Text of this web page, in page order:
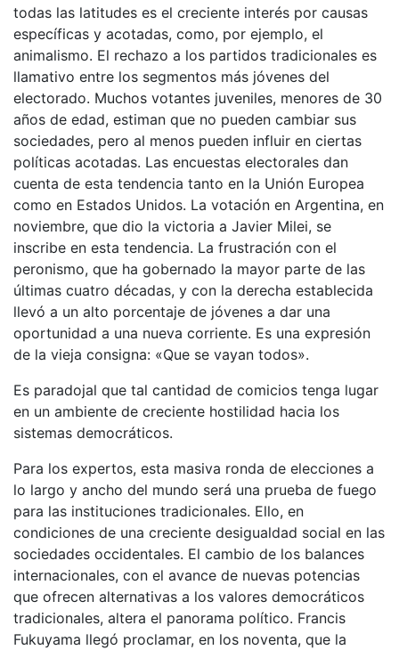
todas las latitudes es el creciente interés por causas
específicas y acotadas, como, por ejemplo, el
animalismo. El rechazo a los partidos tradicionales es
llamativo entre los segmentos más jóvenes del
electorado. Muchos votantes juveniles, menores de 30
años de edad, estiman que no pueden cambiar sus
sociedades, pero al menos pueden influir en ciertas
políticas acotadas. Las encuestas electorales dan
cuenta de esta tendencia tanto en la Unión Europea
como en Estados Unidos. La votación en Argentina, en
noviembre, que dio la victoria a Javier Milei, se
inscribe en esta tendencia. La frustración con el
peronismo, que ha gobernado la mayor parte de las
últimas cuatro décadas, y con la derecha establecida
llevó a un alto porcentaje de jóvenes a dar una
oportunidad a una nueva corriente. Es una expresión
de la vieja consigna: «Que se vayan todos».
Es paradojal que tal cantidad de comicios tenga lugar
en un ambiente de creciente hostilidad hacia los
sistemas democráticos.
Para los expertos, esta masiva ronda de elecciones a
lo largo y ancho del mundo será una prueba de fuego
para las instituciones tradicionales. Ello, en
condiciones de una creciente desigualdad social en las
sociedades occidentales. El cambio de los balances
internacionales, con el avance de nuevas potencias
que ofrecen alternativas a los valores democráticos
tradicionales, altera el panorama político. Francis
Fukuyama llegó proclamar, en los noventa, que la